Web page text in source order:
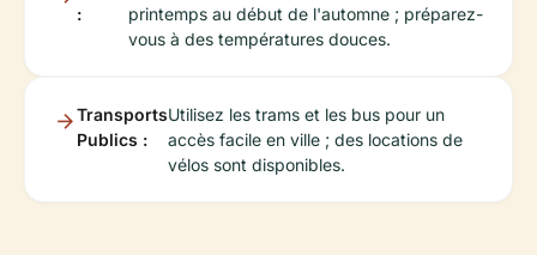
:
printemps au début de l'automne ; préparez-
vous à des températures douces.
Transports
Publics :
Utilisez les trams et les bus pour un
accès facile en ville ; des locations de
vélos sont disponibles.